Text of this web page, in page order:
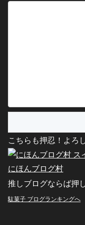
こちらも押忍！よろ
にほんブログ村
推しブログならば押
駄菓子 ブログランキングへ